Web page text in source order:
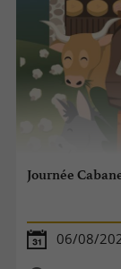
Journée
06/08/